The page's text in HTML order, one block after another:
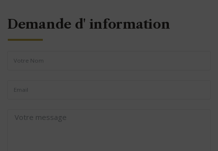
Demande d' information